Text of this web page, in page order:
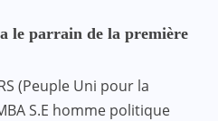
le parrain de la première
(Peuple Uni pour la
S.E homme politique